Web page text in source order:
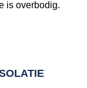
is overbodig.